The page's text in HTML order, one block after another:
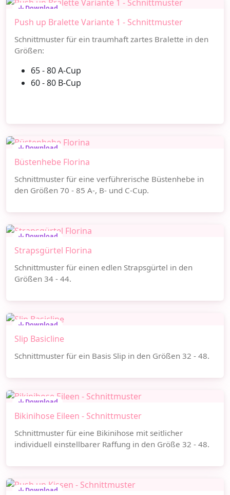
Download
Push up Bralette Variante 1 - Schnittmuster
Schnittmuster für ein traumhaft zartes Bralette in den
Größen:
65 - 80 A-Cup
60 - 80 B-Cup
Download
Büstenhebe Florina
Schnittmuster für eine verführerische Büstenhebe in
den Größen 70 - 85 A-, B- und C-Cup.
Download
Strapsgürtel Florina
Schnittmuster für einen edlen Strapsgürtel in den
Größen 34 - 44.
Download
Slip Basicline
Schnittmuster für ein Basis Slip in den Größen 32 - 48.
Download
Bikinihose Eileen - Schnittmuster
Schnittmuster für eine Bikinihose mit seitlicher
individuell einstellbarer Raffung in den Größe 32 - 48.
Download